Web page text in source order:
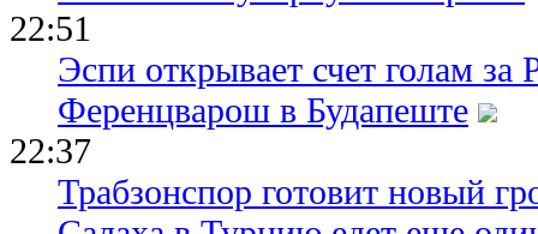
22:51
Эспи открывает счет голам
Ференцварош в Будапеште
22:37
Трабзонспор готовит новый